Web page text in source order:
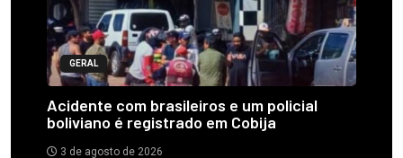
GERAL
Acidente com brasileiros e um policial
boliviano é registrado em Cobija
3 de agosto de 2026